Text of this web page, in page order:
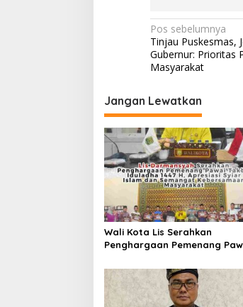
N
a
v
i
g
a
s
i
p
o
s
Pos sebelumnya
Tinjau Puskesmas,
Gubernur: Prioritas
Masyarakat
Jangan Lewatkan
Wali Kota Lis Serahkan
Penghargaan Pemenang
Masyarakat Terus Hidupkan
Syiar Islam